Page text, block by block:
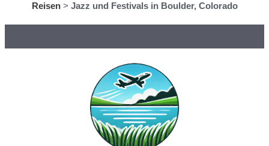
Reisen> Jazz und Festivals in Boulder, Colorado